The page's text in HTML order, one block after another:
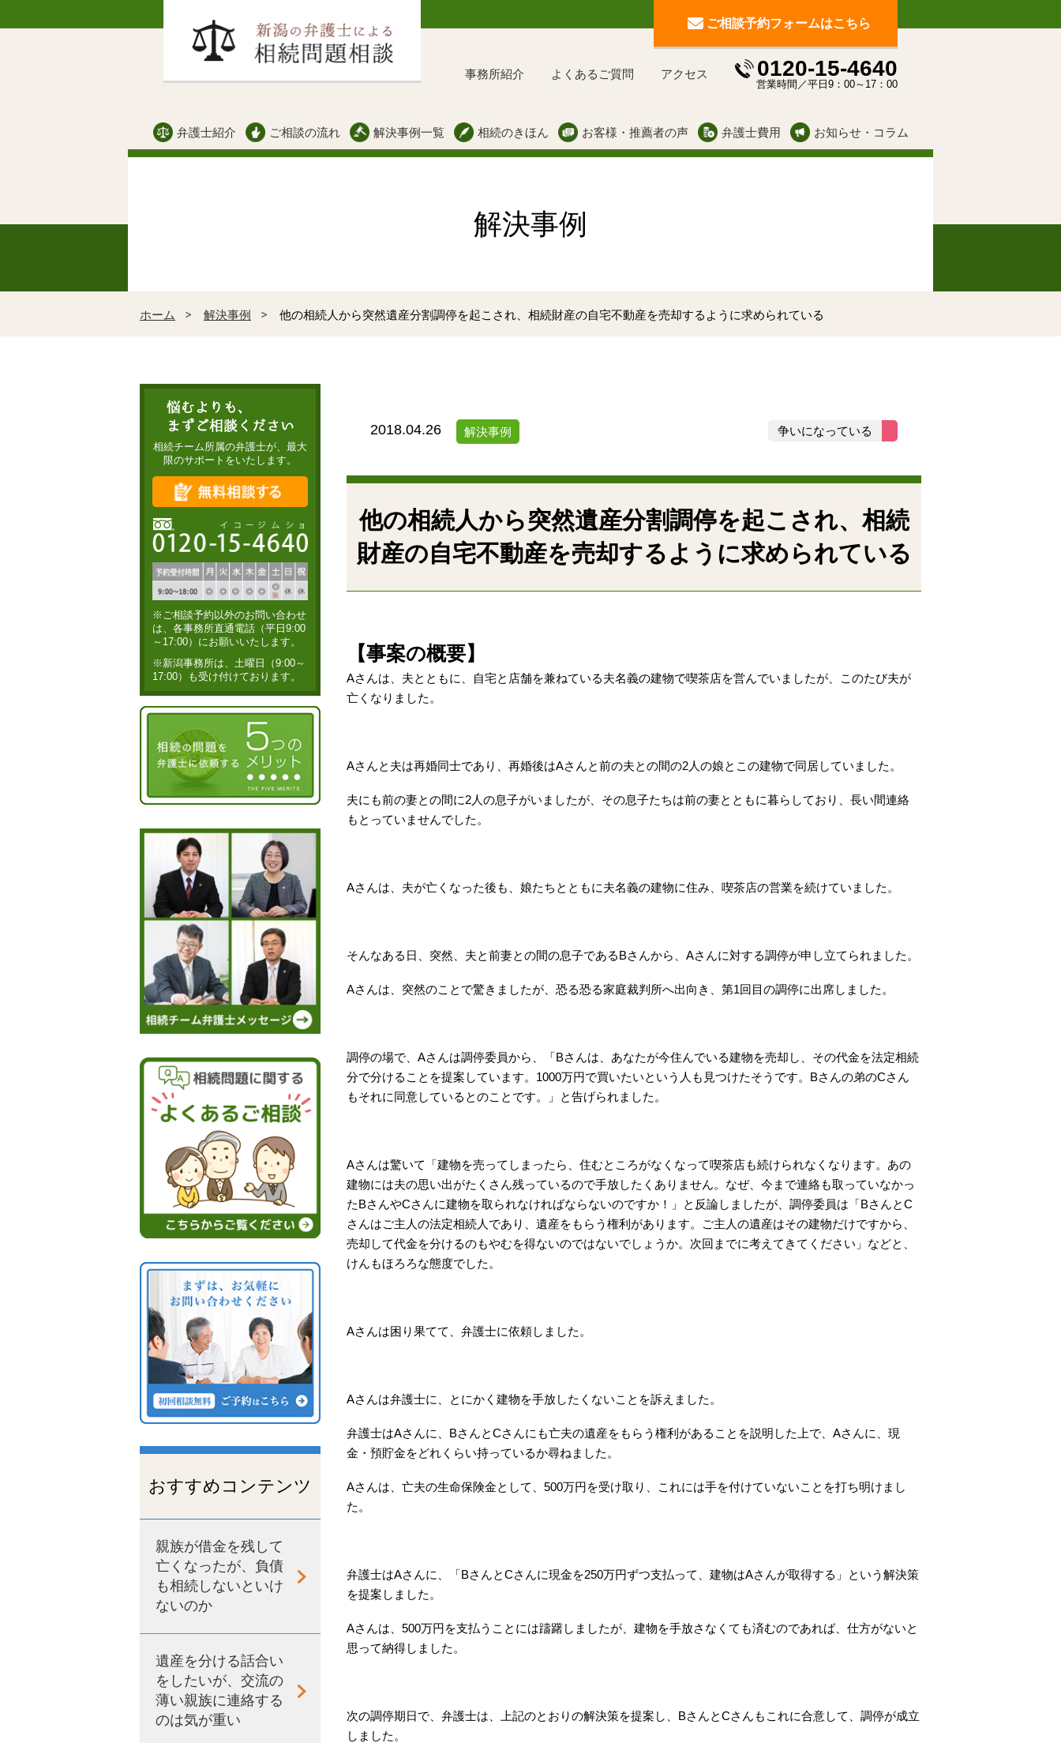
ご相談予約フォームはこちら
事務所紹介 よくあるご質問 アクセス 0120-15-4640
営業時間／平日9：00～17：00
弁護士紹介 ご相談の流れ 解決事例一覧 相続のきほん お客様・推薦者の声 弁護士費用 お知らせ・コラム
解決事例
ホーム 解決事例 他の相続人から突然遺産分割調停を起こされ、相続財産の自宅不動産を売却するように求められている
2018.04.26 解決事例 争いになっている
他の相続人から突然遺産分割調停を起こされ、相続
財産の自宅不動産を売却するように求められている
【事案の概要】
Aさんは、夫とともに、自宅と店舗を兼ねている夫名義の建物で喫茶店を営んでいましたが、このたび夫が
亡くなりました。
Aさんと夫は再婚同士であり、再婚後はAさんと前の夫との間の2人の娘とこの建物で同居していました。
夫にも前の妻との間に2人の息子がいましたが、その息子たちは前の妻とともに暮らしており、長い間連絡
もとっていませんでした。
Aさんは、夫が亡くなった後も、娘たちとともに夫名義の建物に住み、喫茶店の営業を続けていました。
そんなある日、突然、夫と前妻との間の息子であるBさんから、Aさんに対する調停が申し立てられました。
Aさんは、突然のことで驚きましたが、恐る恐る家庭裁判所へ出向き、第1回目の調停に出席しました。
調停の場で、Aさんは調停委員から、「Bさんは、あなたが今住んでいる建物を売却し、その代金を法定相続
分で分けることを提案しています。1000万円で買いたいという人も見つけたそうです。Bさんの弟のCさん
もそれに同意しているとのことです。」と告げられました。
Aさんは驚いて「建物を売ってしまったら、住むところがなくなって喫茶店も続けられなくなります。あの
建物には夫の思い出がたくさん残っているので手放したくありません。なぜ、今まで連絡も取っていなかっ
たBさんやCさんに建物を取られなければならないのですか！」と反論しましたが、調停委員は「BさんとC
さんはご主人の法定相続人であり、遺産をもらう権利があります。ご主人の遺産はその建物だけですから、
売却して代金を分けるのもやむを得ないのではないでしょうか。次回までに考えてきてください」などと、
けんもほろろな態度でした。
Aさんは困り果てて、弁護士に依頼しました。
Aさんは弁護士に、とにかく建物を手放したくないことを訴えました。
弁護士はAさんに、BさんとCさんにも亡夫の遺産をもらう権利があることを説明した上で、Aさんに、現
金・預貯金をどれくらい持っているか尋ねました。
Aさんは、亡夫の生命保険金として、500万円を受け取り、これには手を付けていないことを打ち明けまし
た。
弁護士はAさんに、「BさんとCさんに現金を250万円ずつ支払って、建物はAさんが取得する」という解決策
を提案しました。
Aさんは、500万円を支払うことには躊躇しましたが、建物を手放さなくても済むのであれば、仕方がないと
思って納得しました。
次の調停期日で、弁護士は、上記のとおりの解決策を提案し、BさんとCさんもこれに合意して、調停が成立
しました。
相続チーム所属の弁護士が、最大
限のサポートをいたします。
※ご相談予約以外のお問い合わせ
は、各事務所直通電話（平日9:00
～17:00）にお願いいたします。
※新潟事務所は、土曜日（9:00～
17:00）も受け付けております。
おすすめコンテンツ
親族が借金を残して
亡くなったが、負債
も相続しないといけ
ないのか
遺産を分ける話合い
をしたいが、交流の
薄い親族に連絡する
のは気が重い